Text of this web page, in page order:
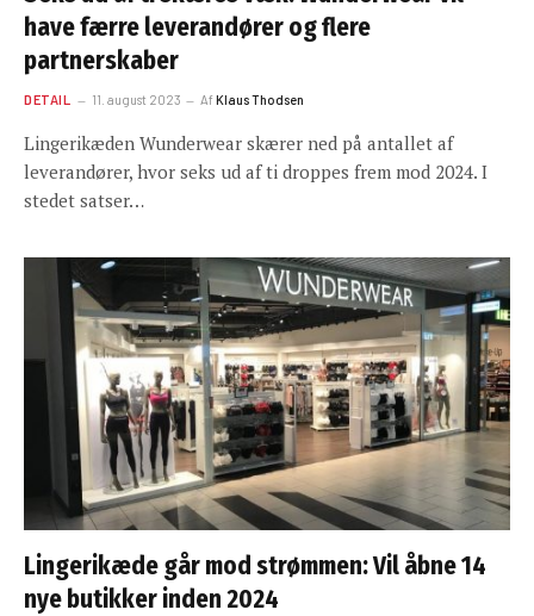
have færre leverandører og flere
partnerskaber
DETAIL 11. august 2023 AfKlaus Thodsen
Lingerikæden Wunderwear skærer ned på antallet af
leverandører, hvor seks ud af ti droppes frem mod 2024. I
stedet satser…
Lingerikæde går mod strømmen: Vil åbne 14
nye butikker inden 2024